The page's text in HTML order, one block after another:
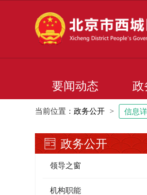
要闻动态 政
当前位置： 政务公开 > 信息
政务公开
领导之窗
机构职能